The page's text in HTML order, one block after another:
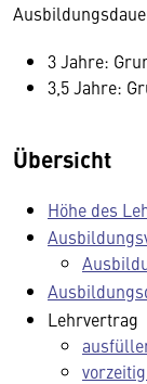
3 Jahre:
3,5 Jahre:
Übersicht
Höhe des
Lehrvertrag